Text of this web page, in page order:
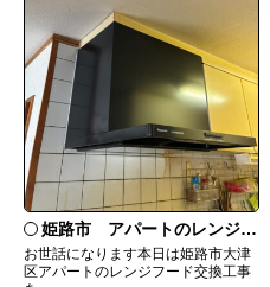
姫路市 アパートのレンジフード交換
お世話になります本日は姫路市大津
区アパートのレンジフード交換工事